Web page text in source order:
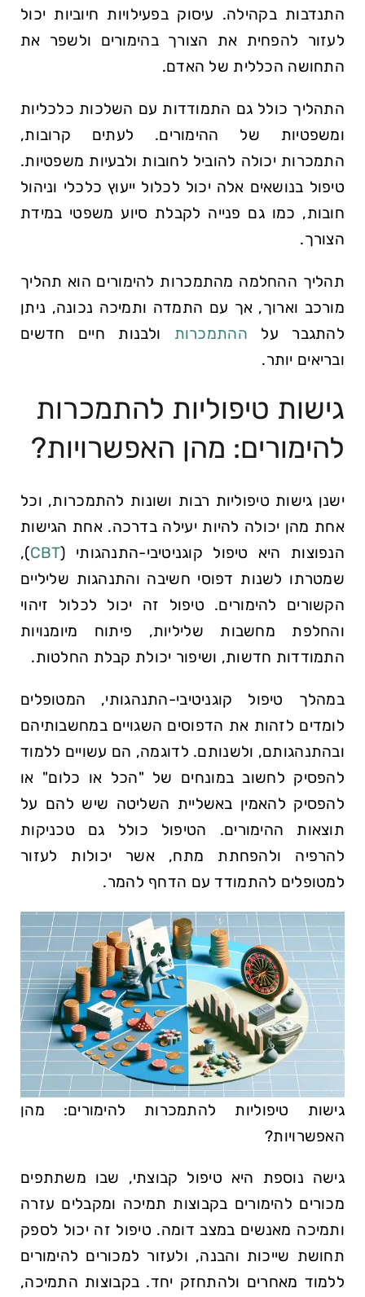
התנדבות בקהילה. עיסוק בפעילויות חיוביות יכול
לעזור להפחית את הצורך בהימורים ולשפר את
התחושה הכללית של האדם.
התהליך כולל גם התמודדות עם השלכות כלכליות
ומשפטיות של ההימורים. לעתים קרובות,
התמכרות יכולה להוביל לחובות ולבעיות משפטיות.
טיפול בנושאים אלה יכול לכלול ייעוץ כלכלי וניהול
חובות, כמו גם פנייה לקבלת סיוע משפטי במידת
הצורך.
תהליך ההחלמה מהתמכרות להימורים הוא תהליך
מורכב וארוך, אך עם התמדה ותמיכה נכונה, ניתן
להתגבר על ההתמכרות ולבנות חיים חדשים
ובריאים יותר.
גישות טיפוליות⁤ להתמכרות
להימורים: מהן האפשרויות?
ישנן גישות טיפוליות רבות ושונות להתמכרות, וכל
אחת מהן יכולה להיות יעילה בדרכה. אחת הגישות
הנפוצות היא טיפול קוגניטיבי-התנהגותי (CBT
),
שמטרתו לשנות דפוסי חשיבה והתנהגות שליליים
הקשורים להימורים. טיפול זה יכול לכלול זיהוי
והחלפת מחשבות שליליות, פיתוח מיומנויות
התמודדות חדשות, ושיפור יכולת קבלת החלטות.
במהלך טיפול קוגניטיבי-התנהגותי, המטופלים
לומדים לזהות את הדפוסים השגויים במחשבותיהם
ובהתנהגותם, ולשנותם. לדוגמה, הם עשויים ללמוד
להפסיק לחשוב במונחים של "הכל או כלום" או
להפסיק להאמין באשליית השליטה שיש להם על
תוצאות ההימורים. הטיפול כולל גם טכניקות
להרפיה ולהפחתת מתח, אשר יכולות לעזור
למטופלים להתמודד עם הדחף להמר.
גישות טיפוליות⁤ להתמכרות להימורים: מהן
האפשרויות?
גישה נוספת היא טיפול קבוצתי, שבו משתתפים
מכורים להימורים בקבוצות תמיכה ומקבלים עזרה
ותמיכה מאנשים במצב דומה. טיפול זה יכול לספק
תחושת שייכות והבנה, ולעזור למכורים להימורים
ללמוד מאחרים ולהתחזק יחד. בקבוצות התמיכה,